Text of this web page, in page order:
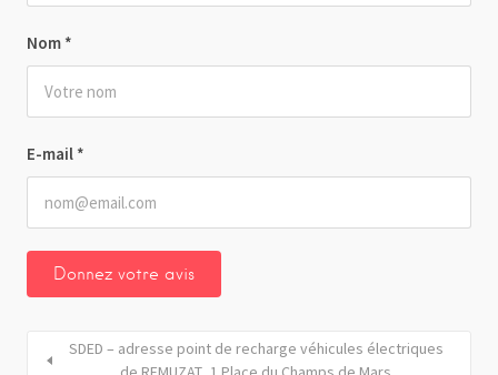
Nom *
E-mail *
SDED – adresse point de recharge véhicules électriques